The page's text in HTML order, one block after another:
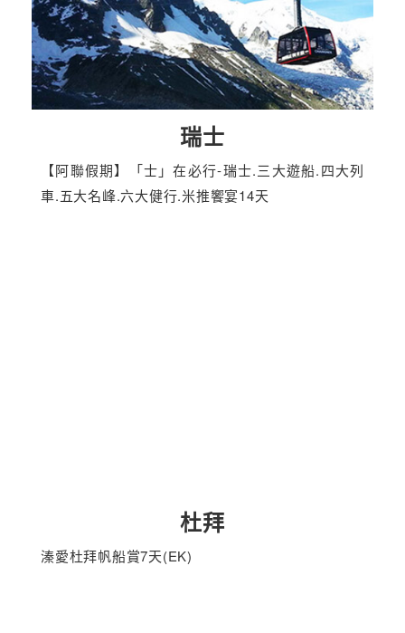
瑞士
【阿聯假期】「士」在必行-瑞士.三大遊船.四大列
車.五大名峰.六大健行.米推饗宴14天
杜拜
溱愛杜拜帆船賞7天(EK)